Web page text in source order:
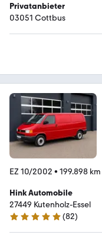
Privatanbieter
03051 Cottbus
EZ 10/2002 • 199.898 km
Hink Automobile
27449 Kutenholz-Essel
4.9 Sterne
(82)